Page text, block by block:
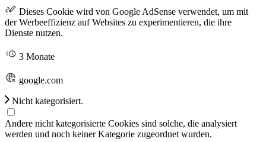
Dieses Cookie wird von Google AdSense verwendet, um mit
der Werbeeffizienz auf Websites zu experimentieren, die ihre
Dienste nutzen.
3 Monate
google.com
Nicht kategorisiert.
Andere nicht kategorisierte Cookies sind solche, die analysiert
werden und noch keiner Kategorie zugeordnet wurden.